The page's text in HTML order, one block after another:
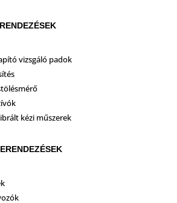
vizsgáló padok
kézi műszerek